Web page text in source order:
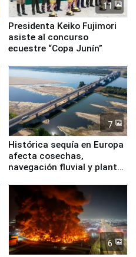
11
Presidenta Keiko Fujimori
asiste al concurso
ecuestre “Copa Junín”
7
Histórica sequía en Europa
afecta cosechas,
navegación fluvial y plantas
6